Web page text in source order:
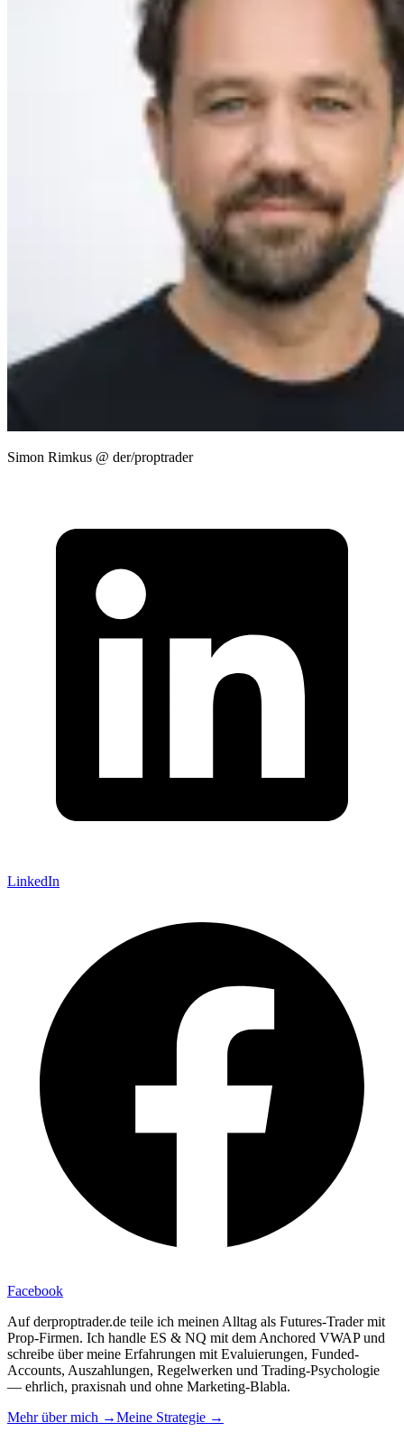
Simon Rimkus @ der/proptrader
LinkedIn
Facebook
Auf derproptrader.de teile ich meinen Alltag als Futures-Trader mit
Prop-Firmen. Ich handle ES & NQ mit dem Anchored VWAP und
schreibe über meine Erfahrungen mit Evaluierungen, Funded-
Accounts, Auszahlungen, Regelwerken und Trading-Psychologie
— ehrlich, praxisnah und ohne Marketing-Blabla.
Mehr über mich →Meine Strategie →